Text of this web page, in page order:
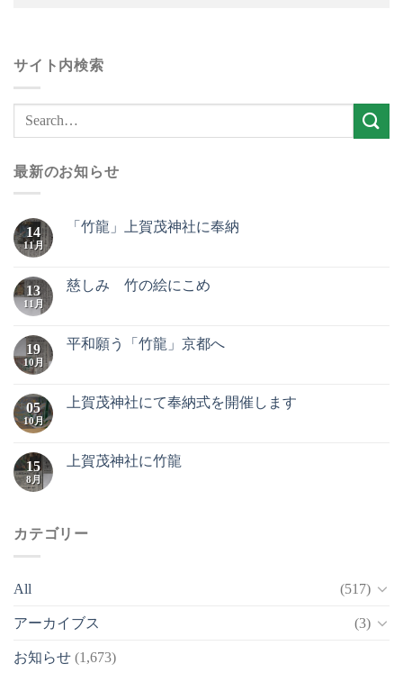
サイト内検索
最新のお知らせ
14
11月
「竹龍」上賀茂神社に奉納
13
11月
慈しみ 竹の絵にこめ
19
10月
平和願う「竹龍」京都へ
05
10月
上賀茂神社にて奉納式を開催します
15
8月
上賀茂神社に竹龍
カテゴリー
All (517)
アーカイブス (3)
お知らせ (1,673)